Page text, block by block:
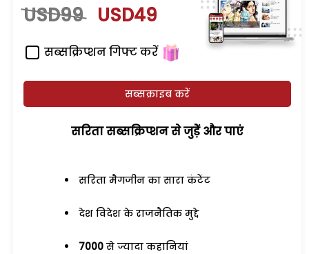
USD99 USD49
सब्सक्रिप्शन गिफ्ट करें
सब्सक्राइब करें
सरिता सब्सक्रिप्शन से जुड़ेें और पाएं
सरिता मैगजीन का सारा कंटेंट
देश विदेश के राजनैतिक मुद्दे
7000 से ज्यादा कहानियां